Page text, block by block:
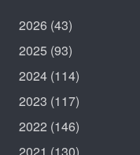
2026 (43)
2025 (93)
2024 (114)
2023 (117)
2022 (146)
2021 (130)